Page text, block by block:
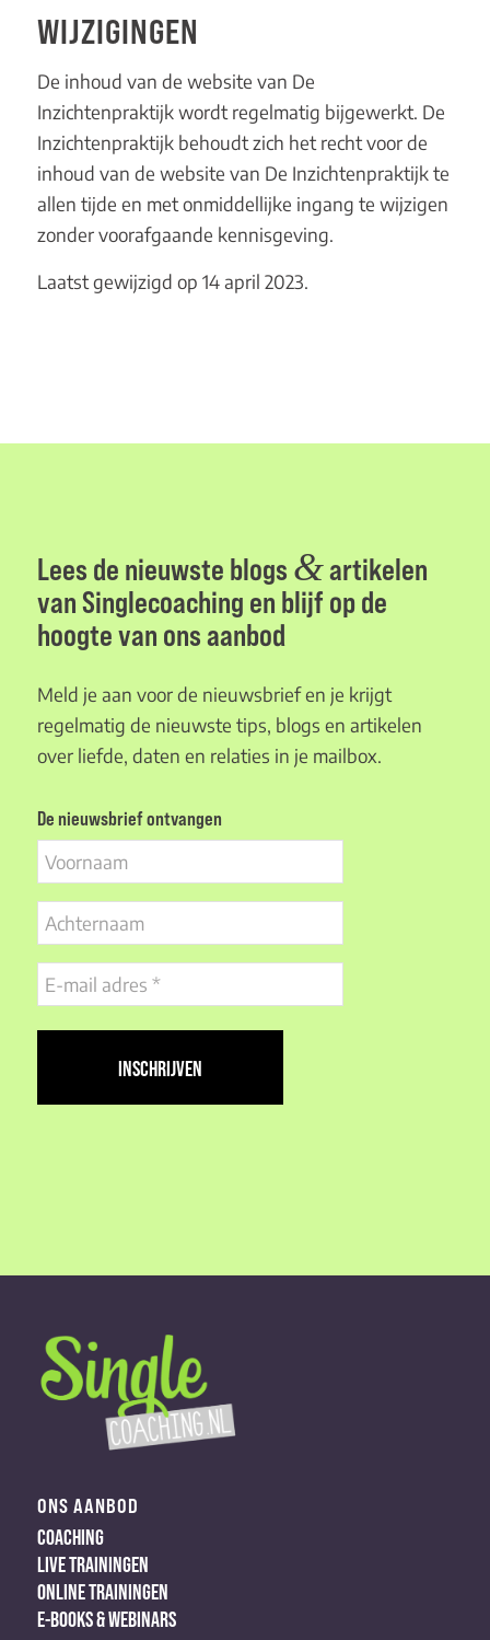
WIJZIGINGEN
De inhoud van de website van De
Inzichtenpraktijk wordt regelmatig bijgewerkt. De
Inzichtenpraktijk behoudt zich het recht voor de
inhoud van de website van De Inzichtenpraktijk te
allen tijde en met onmiddellijke ingang te wijzigen
zonder voorafgaande kennisgeving.
Laatst gewijzigd op 14 april 2023.
Lees de nieuwste blogs &artikelen
van Singlecoaching en blijf op de
hoogte van ons aanbod
Meld je aan voor de nieuwsbrief en je krijgt
regelmatig de nieuwste tips, blogs en artikelen
over liefde, daten en relaties in je mailbox.
De nieuwsbrief ontvangen
Voornaam
Achternaam
E-
mail
adres
ONS AANBOD
COACHING
LIVE TRAININGEN
ONLINE TRAININGEN
E-BOOKS & WEBINARS